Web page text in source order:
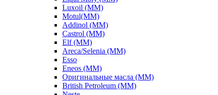
Luxoil (ММ)
Motul(ММ)
Addinol (ММ)
Castrol (ММ)
Elf (ММ)
Areca/Selenia (ММ)
Esso
Eneos (ММ)
Оригинальные масла (ММ)
British Petroleum (ММ)